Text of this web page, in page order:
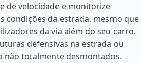
de velocidade e monitorize
condições da estrada, mesmo que
da via além do seu carro.
defensivas na estrada ou
não totalmente desmontados.